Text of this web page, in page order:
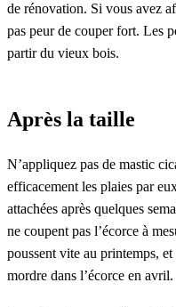
de rénovation. Si vous avez
pas peur de couper fort. Les
partir du vieux bois.
Après la taille
N’appliquez pas de mastic
efficacement les plaies par
attachées après quelques
ne coupent pas l’écorce à
poussent vite au printemps,
mordre dans l’écorce en avril.